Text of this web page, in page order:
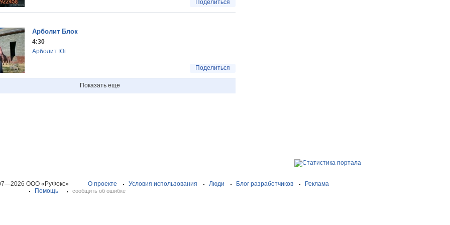
Поделиться
Арболит Блок
4:30
Арболит Юг
Поделиться
Показать еще
ООО «РуФокс» О проекте Условия использования Люди Блог разработчиков
Реклама
Помощь
сообщить об ошибке